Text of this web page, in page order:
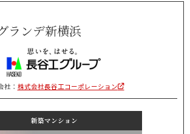
ランデ新横浜
社： 株式会社長谷工コーポレーション
新築マンション